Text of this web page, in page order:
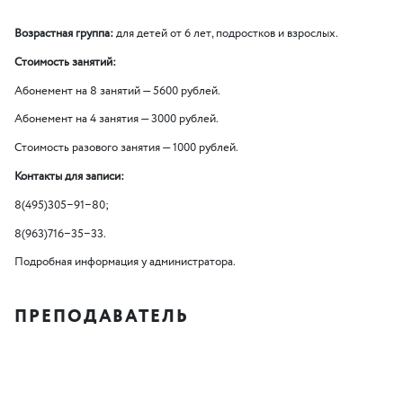
Возрастная группа:для детей от 6 лет, подростков и взрослых.
Стоимость занятий:
Абонемент на 8 занятий — 5600 рублей.
Абонемент на 4 занятия — 3000 рублей.
Стоимость разового занятия — 1000 рублей.
Контакты для записи:
8(495)305−91−80;
8(963)716−35−33.
Подробная информация у администратора.
ПРЕПОДАВАТЕЛЬ